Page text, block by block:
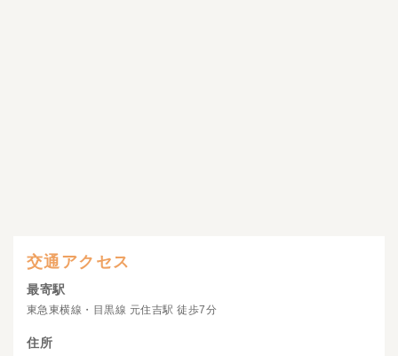
交通アクセス
最寄駅
東急東横線・目黒線 元住吉駅 徒歩7分
住所